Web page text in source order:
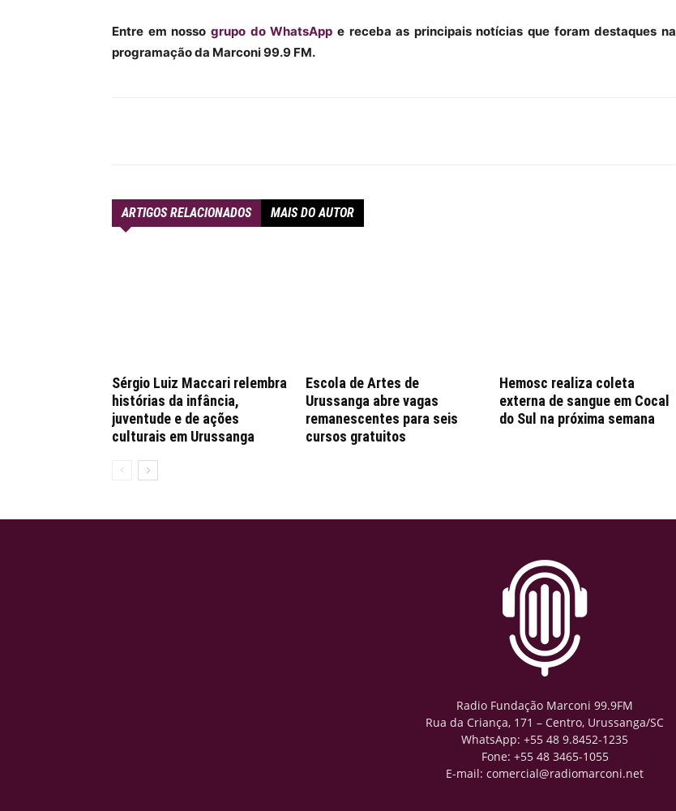
Entre em nosso grupo do WhatsApp e receba as principais notícias que foram destaques na
programação da Marconi 99.9 FM.
ARTIGOS RELACIONADOS MAIS DO AUTOR
Sérgio Luiz Maccari relembra
histórias da infância,
juventude e de ações
culturais em Urussanga
Escola de Artes de
Urussanga abre vagas
remanescentes para seis
cursos gratuitos
Hemosc realiza coleta
externa de sangue em Cocal
do Sul na próxima semana
Radio Fundação Marconi 99.9FM
Rua da Criança, 171 – Centro, Urussanga/SC
WhatsApp: +55 48 9.8452-1235
Fone: +55 48 3465-1055
E-mail: comercial@radiomarconi.net